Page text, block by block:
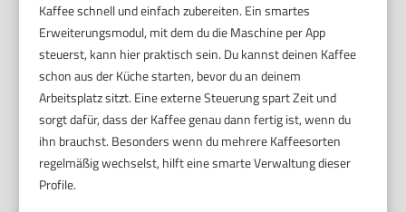
Kaffee schnell und einfach zubereiten. Ein smartes
Erweiterungsmodul, mit dem du die Maschine per App
steuerst, kann hier praktisch sein. Du kannst deinen Kaffee
schon aus der Küche starten, bevor du an deinem
Arbeitsplatz sitzt. Eine externe Steuerung spart Zeit und
sorgt dafür, dass der Kaffee genau dann fertig ist, wenn du
ihn brauchst. Besonders wenn du mehrere Kaffeesorten
regelmäßig wechselst, hilft eine smarte Verwaltung dieser
Profile.